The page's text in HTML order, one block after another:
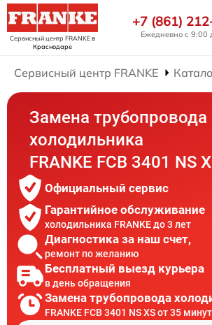
Сервисный центр FRANKEв
Краснодаре
+7 (861)
Ежедневно с 9:00
Сервисный центр FRANKE
Замена трубопровода
холодильника
FRANKE FCB 3401 NS
Официальный сервис
Гарантийное обслуживание
холодильника FRANKE до 3 лет
Диагностика за наш счет,
ремонт по желанию
Бесплатный выезд курьера
в день обращения
Замена трубопровода
FRANKE FCB 3401 NS XS от 35 минут